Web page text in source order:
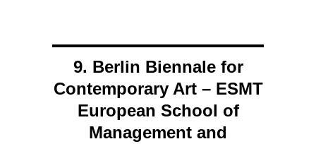
9. Berlin Biennale for
Contemporary Art – ESMT
European School of
Management and